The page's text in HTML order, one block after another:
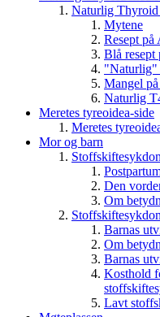
Naturlig Thyroid
Mytene
Resept
Blå
"Naturlig"
Mangel
Naturlig
Meretes tyreoidea-side
Meretes
Mor og barn
Den
Om
Barnas
Om
Barnas
Kosthold
Lavt